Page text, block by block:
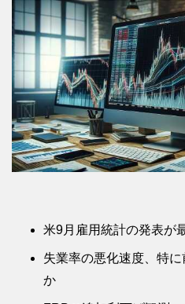
米9月雇用統計の発表が
失業率の悪化速度、特
か